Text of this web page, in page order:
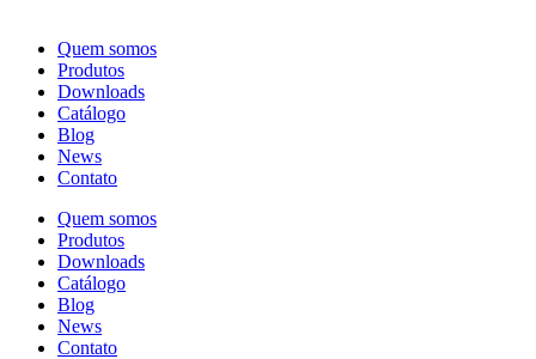
Quem somos
Produtos
Downloads
Catálogo
Blog
News
Contato
Quem somos
Produtos
Downloads
Catálogo
Blog
News
Contato